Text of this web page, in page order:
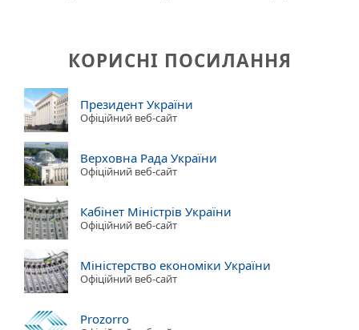
КОРИСНІ ПОСИЛАННЯ
Президент України
Офіційний веб-сайт
Верховна Рада України
Офіційний веб-сайт
Кабінет Міністрів України
Офіційний веб-сайт
Міністерство економіки України
Офіційний веб-сайт
Prozorro